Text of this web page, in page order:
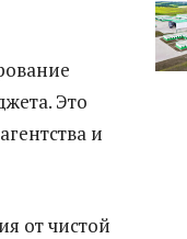
Это
и
от чистой